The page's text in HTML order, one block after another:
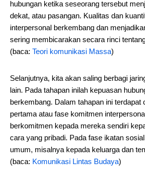
hubungan ketika seseorang tersebut
dekat, atau pasangan. Kualitas dan
interpersonal berkembang dan
sering membicarakan secara rinci
(baca: Teori komunikasi Massa)
Selanjutnya, kita akan saling berbagi
lain. Pada tahapan inilah kepuasan
berkembang. Dalam tahapan ini terdapat
pertama atau fase komitmen
berkomitmen kepada mereka sendiri
cara yang pribadi. Pada fase ikatan
umum, misalnya kepada keluarga dan
(baca: Komunikasi Lintas Budaya)